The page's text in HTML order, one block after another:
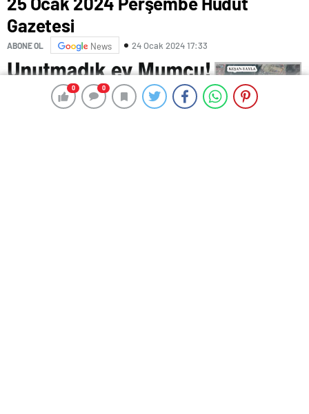
0 0
Gazetesi
ABONE OL News 24 Ocak 2024 17:33
0 0